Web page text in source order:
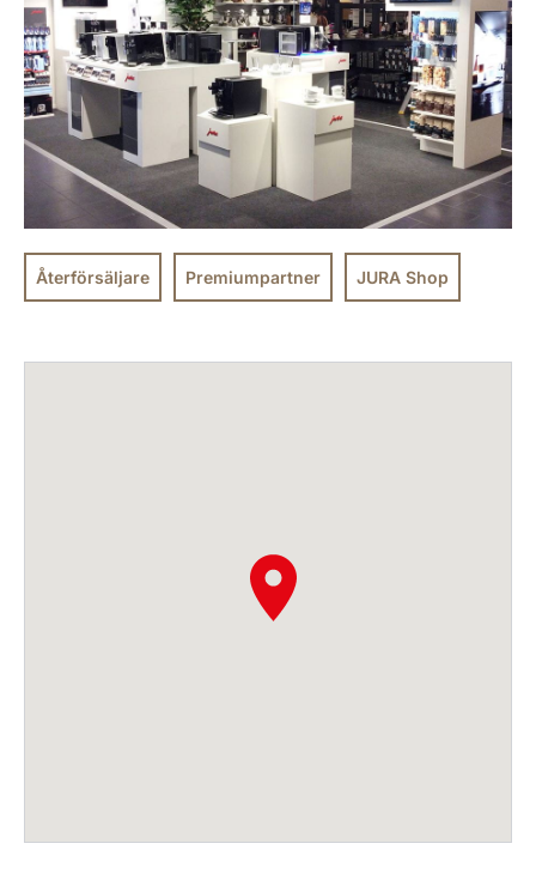
Återförsäljare Premiumpartner JURA Shop